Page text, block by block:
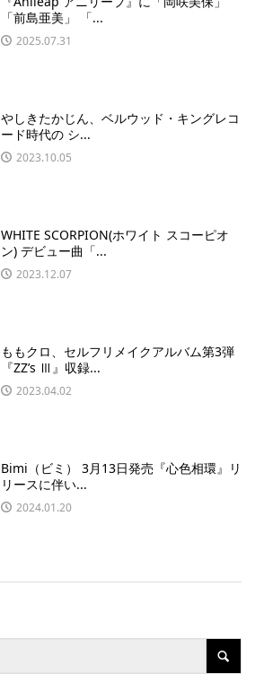
「前島亜美」 「...
2025.07.31
やしきたかじん、ベルウッド・キングレコ
ード時代の シ...
2023.10.05
WHITE SCORPION(ホワイト スコーピオ
ン) デビュー曲「...
2023.12.07
ももクロ、セルフリメイクアルバム第3弾
『ZZ’s Ⅲ』収録...
2023.04.02
Bimi（ビミ） 3月13日発売『心色相環』リ
リースに伴い...
2024.01.20